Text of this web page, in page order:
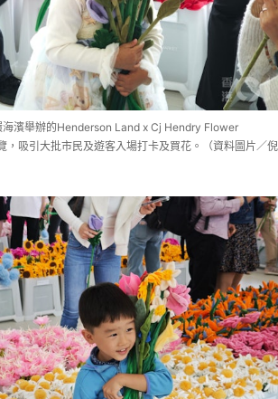
濱舉辦的Henderson Land x Cj Hendry Flower
，吸引大批市民及遊客入場打卡及買花。（資料圖片／倪